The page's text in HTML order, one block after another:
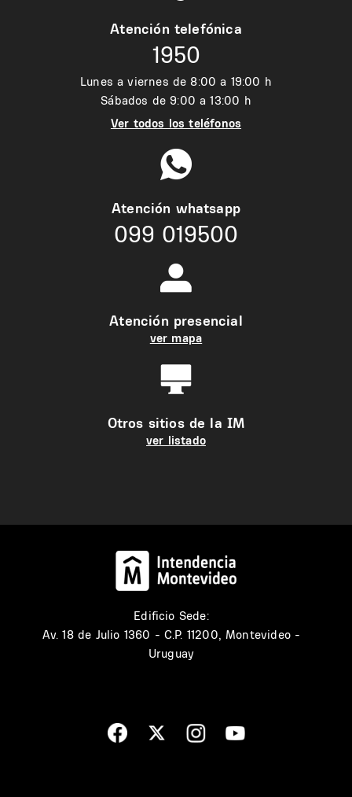
Atención telefónica
1950
Lunes a viernes de 8:00 a 19:00 h
Sábados de 9:00 a 13:00 h
Ver todos los teléfonos
Atención whatsapp
099 019500
Atención presencial
ver mapa
Otros sitios de la IM
ver listado
Edificio Sede:
Av. 18 de Julio 1360 - C.P. 11200, Montevideo -
Uruguay